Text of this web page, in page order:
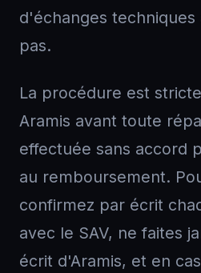
d'échanges
pas.
La procédure est
Aramis avant toute
effectuée sans accord
au remboursement.
confirmez par écrit
avec le SAV, ne faites
écrit d'Aramis, et en